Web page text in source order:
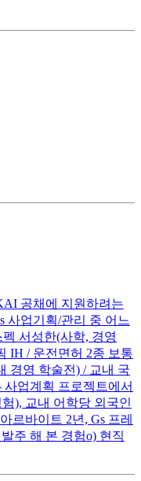
공채에 지원하려는
사업기획/관리 중 어느
서성한(사학, 경영
IH / 운전면허 2종 보통
경영 학술전) / 교내 국
업계획 프로젝트에서
), 교내 어학당 외국인
르바이트 2년, Gs 프레
주 해 본 경험o) 현직